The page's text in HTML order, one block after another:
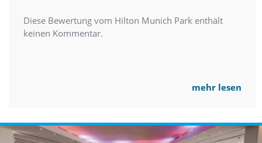
Diese Bewertung vom Hilton Munich Park enthält
keinen Kommentar.
mehr lesen